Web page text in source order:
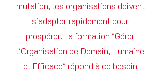
mutation, les organisations doivent
s'adapter rapidement pour
prospérer. La formation "Gérer
l'Organisation de Demain, Humaine
et Efficace" répond à ce besoin